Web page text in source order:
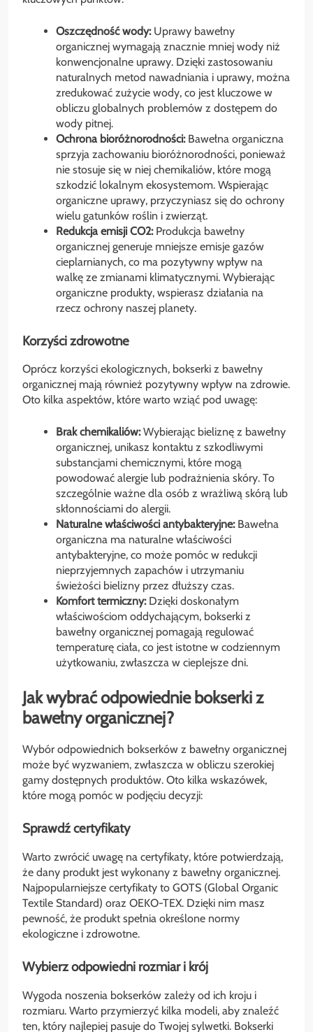
Oszczędność wody:Uprawy bawełny
organicznej wymagają znacznie mniej wody niż
konwencjonalne uprawy. Dzięki zastosowaniu
naturalnych metod nawadniania i uprawy, można
zredukować zużycie wody, co jest kluczowe w
obliczu globalnych problemów z dostępem do
wody pitnej.
Ochrona bioróżnorodności:Bawełna organiczna
sprzyja zachowaniu bioróżnorodności, ponieważ
nie stosuje się w niej chemikaliów, które mogą
szkodzić lokalnym ekosystemom. Wspierając
organiczne uprawy, przyczyniasz się do ochrony
wielu gatunków roślin i zwierząt.
Redukcja emisji CO2:Produkcja bawełny
organicznej generuje mniejsze emisje gazów
cieplarnianych, co ma pozytywny wpływ na
walkę ze zmianami klimatycznymi. Wybierając
organiczne produkty, wspierasz działania na
rzecz ochrony naszej planety.
Korzyści zdrowotne
Oprócz korzyści ekologicznych, bokserki z bawełny
organicznej mają również pozytywny wpływ na zdrowie.
Oto kilka aspektów, które warto wziąć pod uwagę:
Brak chemikaliów:Wybierając bieliznę z bawełny
organicznej, unikasz kontaktu z szkodliwymi
substancjami chemicznymi, które mogą
powodować alergie lub podrażnienia skóry. To
szczególnie ważne dla osób z wrażliwą skórą lub
skłonnościami do alergii.
Naturalne właściwości antybakteryjne:Bawełna
organiczna ma naturalne właściwości
antybakteryjne, co może pomóc w redukcji
nieprzyjemnych zapachów i utrzymaniu
świeżości bielizny przez dłuższy czas.
Komfort termiczny:Dzięki doskonałym
właściwościom oddychającym, bokserki z
bawełny organicznej pomagają regulować
temperaturę ciała, co jest istotne w codziennym
użytkowaniu, zwłaszcza w cieplejsze dni.
Jak wybrać odpowiednie bokserki z
bawełny organicznej?
Wybór odpowiednich bokserków z bawełny organicznej
może być wyzwaniem, zwłaszcza w obliczu szerokiej
gamy dostępnych produktów. Oto kilka wskazówek,
które mogą pomóc w podjęciu decyzji:
Sprawdź certyfikaty
Warto zwrócić uwagę na certyfikaty, które potwierdzają,
że dany produkt jest wykonany z bawełny organicznej.
Najpopularniejsze certyfikaty to GOTS (Global Organic
Textile Standard) oraz OEKO-TEX. Dzięki nim masz
pewność, że produkt spełnia określone normy
ekologiczne i zdrowotne.
Wybierz odpowiedni rozmiar i krój
Wygoda noszenia bokserków zależy od ich kroju i
rozmiaru. Warto przymierzyć kilka modeli, aby znaleźć
ten, który najlepiej pasuje do Twojej sylwetki. Bokserki